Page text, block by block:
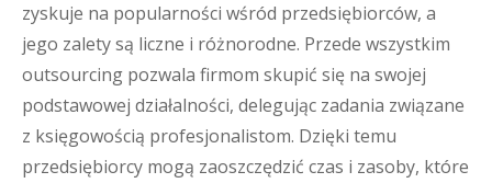
zyskuje na popularności wśród przedsiębiorców, a
jego zalety są liczne i różnorodne. Przede wszystkim
outsourcing pozwala firmom skupić się na swojej
podstawowej działalności, delegując zadania związane
z księgowością profesjonalistom. Dzięki temu
przedsiębiorcy mogą zaoszczędzić czas i zasoby, które